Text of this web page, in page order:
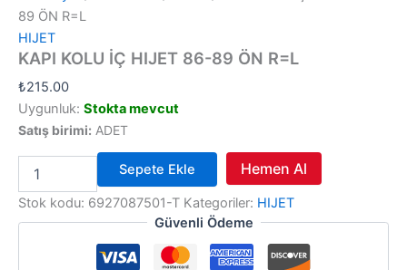
89 ÖN R=L
HIJET
KAPI KOLU İÇ HIJET 86-89 ÖN R=L
₺215.00
Uygunluk: Stokta mevcut
Satış birimi: ADET
KOLU
İÇ
Sepete Ekle Hemen Al
Stok kodu: 6927087501-T Kategoriler: HIJET
Güvenli Ödeme